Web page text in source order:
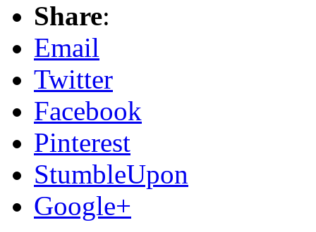
Share:
Email
Twitter
Facebook
Pinterest
StumbleUpon
Google+